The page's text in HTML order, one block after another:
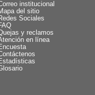
institucional
del sitio
Sociales
y reclamos
en línea